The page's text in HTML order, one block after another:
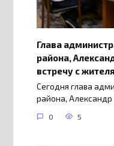
Глава
района,
встречу с
Сегодня глава
района, Александр
0 5